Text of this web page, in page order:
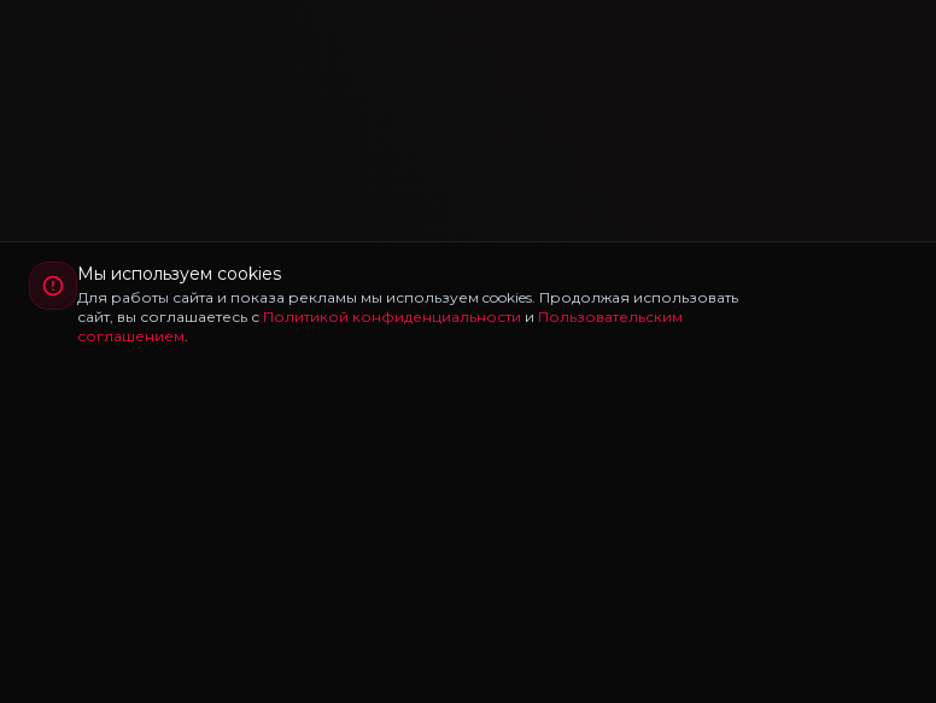
Мы используем cookies
Для работы сайта и показа рекламы мы используем cookies. Продолжая использовать
сайт, вы соглашаетесь с Политикой конфиденциальности и Пользовательским
соглашением.